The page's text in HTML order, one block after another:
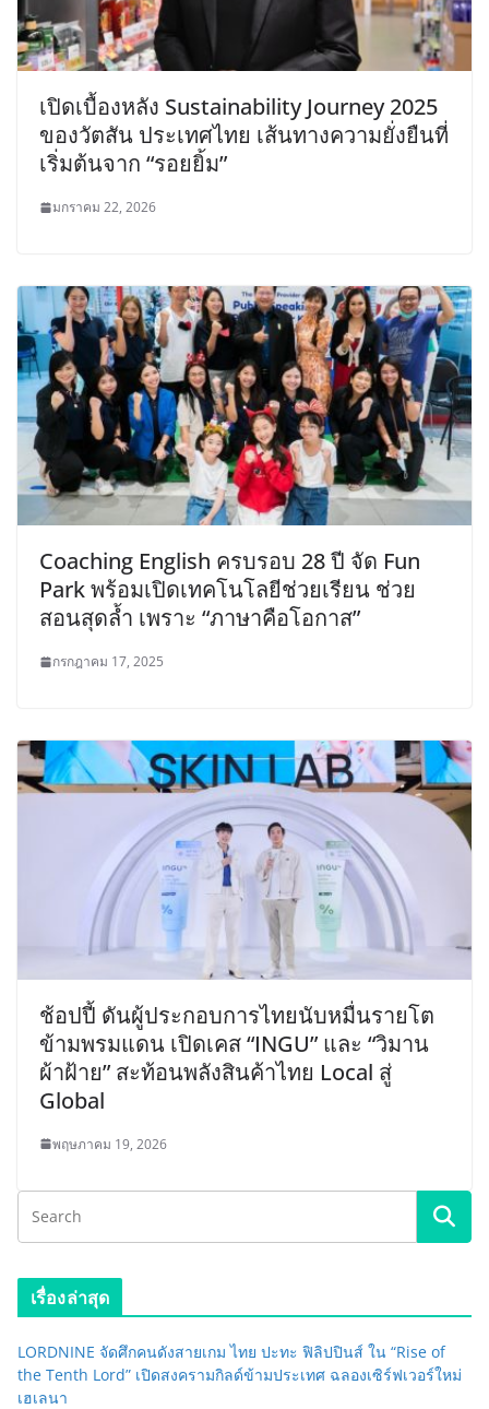
เปิดเบื้องหลัง Sustainability Journey 2025
ของวัตสัน ประเทศไทย เส้นทางความยั่งยืนที่
เริ่มต้นจาก “รอยยิ้ม”
มกราคม 22, 2026
Coaching English ครบรอบ 28 ปี จัด Fun
Park พร้อมเปิดเทคโนโลยีช่วยเรียน ช่วย
สอนสุดล้ำ เพราะ “ภาษาคือโอกาส”
กรกฎาคม 17, 2025
ช้อปปี้ ดันผู้ประกอบการไทยนับหมื่นรายโต
ข้ามพรมแดน เปิดเคส “INGU” และ “วิมาน
ผ้าฝ้าย” สะท้อนพลังสินค้าไทย Local สู่
Global
พฤษภาคม 19, 2026
เรื่องล่าสุด
LORDNINE จัดศึกคนดังสายเกม ไทย ปะทะ ฟิลิปปินส์ ใน “Rise of
the Tenth Lord” เปิดสงครามกิลด์ข้ามประเทศ ฉลองเซิร์ฟเวอร์ใหม่
เฮเลนา